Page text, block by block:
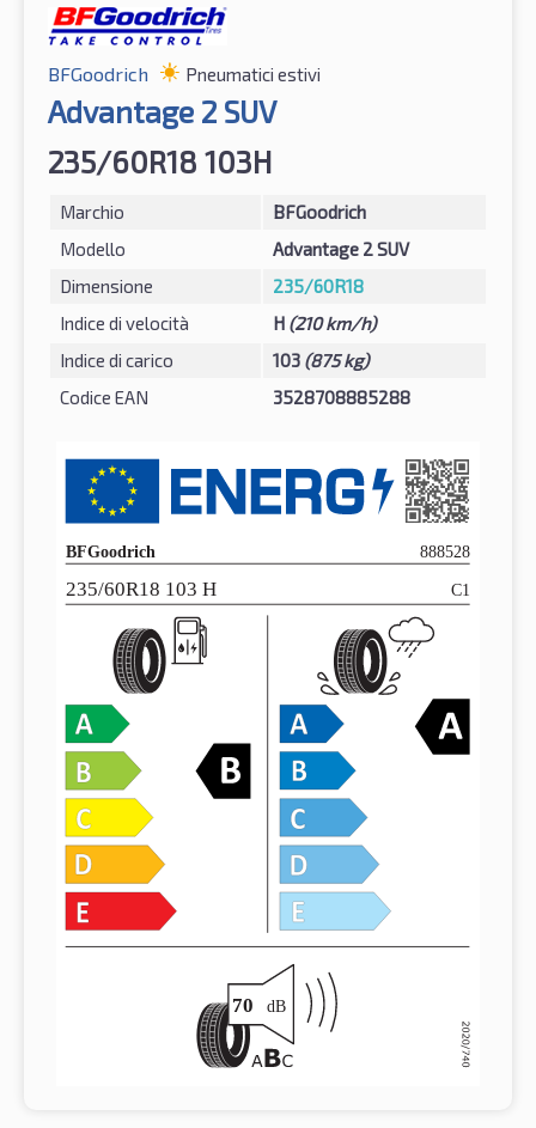
BFGoodrich Pneumatici estivi
Advantage 2 SUV
235/60R18 103H
Marchio
BFGoodrich
Modello
Advantage 2 SUV
Dimensione
235/60R18
Indice di velocità
H (210 km/h)
Indice di carico
103 (875 kg)
Codice EAN
3528708885288